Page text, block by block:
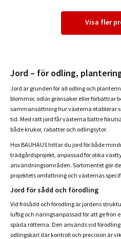
Visa fler
Jord – för odling,
Jord är grunden för all odling och
blommor, odlar grönsaker eller förbättrar
sammansättning hur växterna etablerar
tid. Med rätt jord får växterna bättre
både krukor, rabatter och odlingsytor.
Hos BAUHAUS hittar du jord för både
trädgårdsprojekt, anpassad för olika
användningsområden. Sortimentet gör
projektets omfattning och växternas
Jord för sådd och förodling
Vid frösådd och förodling är jordens
luftig och näringsanpassad för att ge frön
späda rötterna. Den används vid
odlingskärl där kontroll och precision är